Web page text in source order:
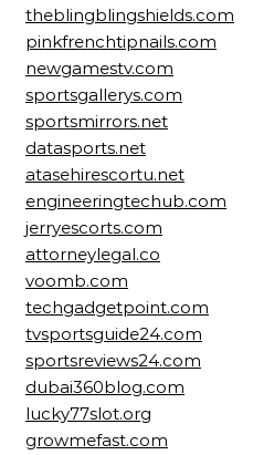
theblingblingshields.com
pinkfrenchtipnails.com
newgamestv.com
sportsgallerys.com
sportsmirrors.net
datasports.net
atasehirescortu.net
engineeringtechub.com
jerryescorts.com
attorneylegal.co
voomb.com
techgadgetpoint.com
tvsportsguide24.com
sportsreviews24.com
dubai360blog.com
lucky77slot.org
growmefast.com